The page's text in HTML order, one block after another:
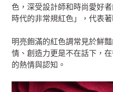
色，深受設計師和時尚愛好
時代的非常規紅色」，代表
明亮飽滿的紅色調常見於鮮
情、創造力更是不在話下，
的熱情與認知。